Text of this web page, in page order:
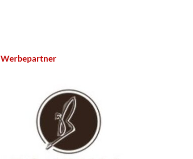
Werbepartner